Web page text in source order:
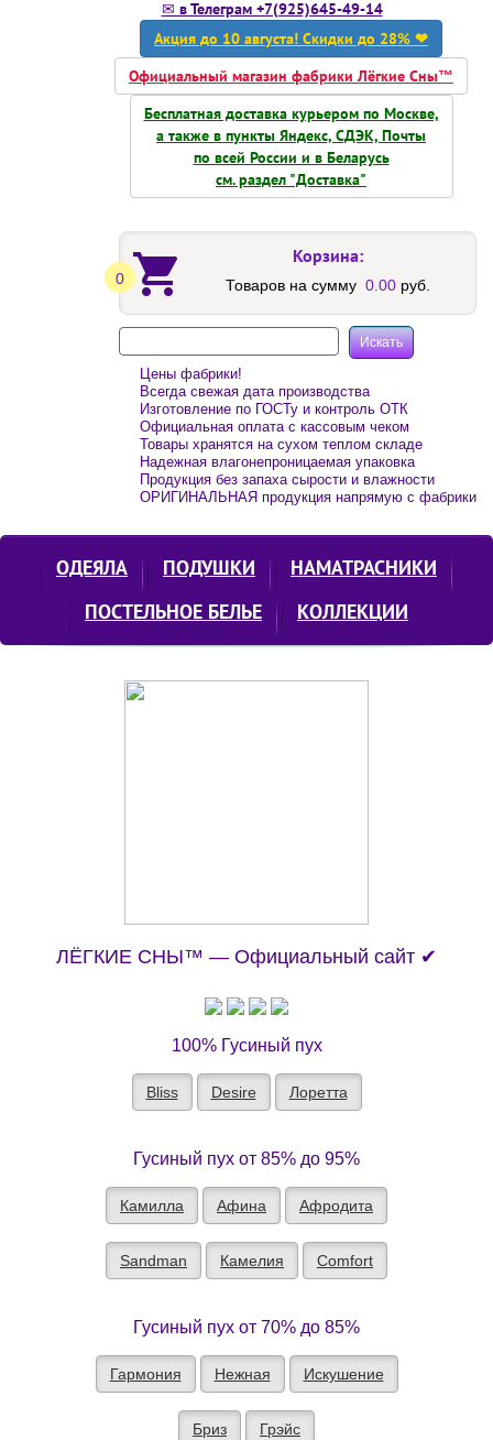
✉ в Телеграм +7(925)645-49-14
Акция до 10 августа! Скидки до 28% ❤
Официальный магазин фабрики Лёгкие Сны™
Бесплатная доставка курьером по Москве,
а также в пункты Яндекс, СДЭК, Почты
по всей России и в Беларусь
см. раздел "Доставка"
0
Корзина:
Товаров на сумму 0.00 руб.
Цены фабрики!
Всегда свежая дата производства
Изготовление по ГОСТу и контроль ОТК
Официальная оплата с кассовым чеком
Товары хранятся на сухом теплом складе
Надежная влагонепроницаемая упаковка
Продукция без запаха сырости и влажности
ОРИГИНАЛЬНАЯ продукция напрямую с фабрики
ОДЕЯЛА ПОДУШКИ
НАМАТРАСНИКИ
ПОСТЕЛЬНОЕ БЕЛЬЕ
КОЛЛЕКЦИИ
ЛЁГКИЕ СНЫ™ — Официальный сайт ✔
100% Гусиный пух
Bliss Desire Лоретта
Гусиный пух от 85% до 95%
Камилла Афина Афродита
Sandman Камелия Comfort
Гусиный пух от 70% до 85%
Гармония Нежная Искушение
Бриз Грэйс